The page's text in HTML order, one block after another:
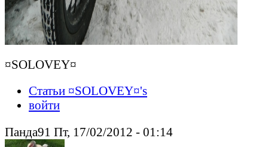
¤SOLOVEY¤
Статьи ¤SOLOVEY¤'s
войти
Панда91 Пт, 17/02/2012 - 01:14